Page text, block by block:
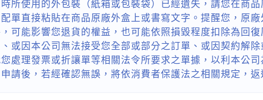
所使用的外包裝（紙箱或包裝袋）已經遺失，請您在商
單直接粘貼在商品原廠外盒上或書寫文字。提醒您，原
可能影響您退貨的權益，也可能依照損毀程度扣除為回
或因本公司無法接受您全部或部分之訂單、或因契約解
處理發票或折讓單等相關法令所要求之單據，以利本公
請後，若經確認無誤，將依消費者保護法之相關規定，